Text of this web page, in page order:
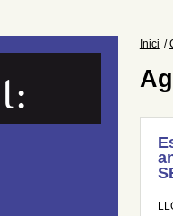
Inici